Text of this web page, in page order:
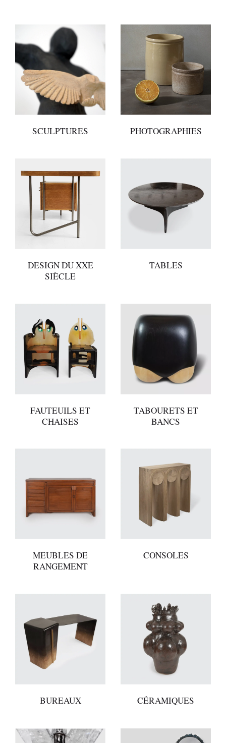
SCULPTURES PHOTOGRAPHIES
DESIGN DU XXE
SIÈCLE
TABLES
FAUTEUILS ET
CHAISES
TABOURETS ET
BANCS
MEUBLES DE
RANGEMENT
CONSOLES
BUREAUX CÉRAMIQUES